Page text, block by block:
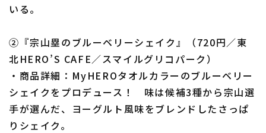
いる。
②『宗山塁のブルーベリーシェイク』（720円／東
北HERO’S CAFE／スマイルグリコパーク）
・商品詳細：MyHEROタオルカラーのブルーベリー
シェイクをプロデュース！ 味は候補3種から宗山選
手が選んだ、ヨーグルト風味をブレンドしたさっぱ
りシェイク。